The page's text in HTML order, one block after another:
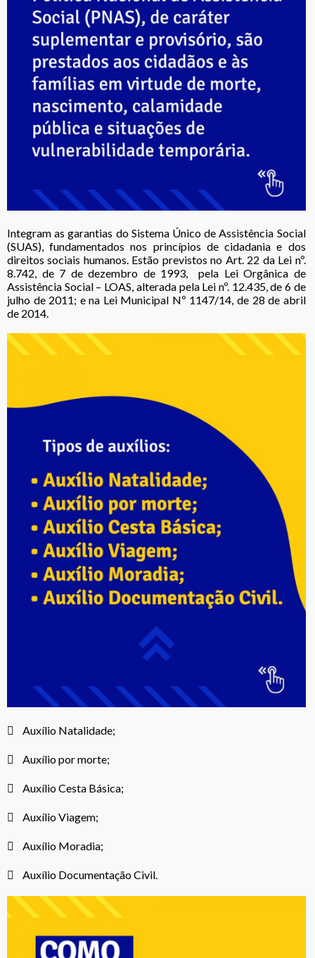
Integram as garantias do Sistema Único de Assistência Social
(SUAS), fundamentados nos princípios de cidadania e dos
direitos sociais humanos. Estão previstos no Art. 22 da Lei nº.
8.742, de 7 de dezembro de 1993, pela Lei Orgânica de
Assistência Social – LOAS, alterada pela Lei nº. 12.435, de 6 de
julho de 2011; e na Lei Municipal Nº 1147/14, de 28 de abril
de 2014.
 Auxílio Natalidade;
 Auxílio por morte;
 Auxílio Cesta Básica;
 Auxílio Viagem;
 Auxílio Moradia;
 Auxílio Documentação Civil.